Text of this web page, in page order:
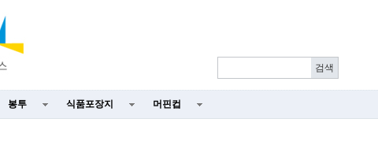
봉투 식품포장지 머핀컵